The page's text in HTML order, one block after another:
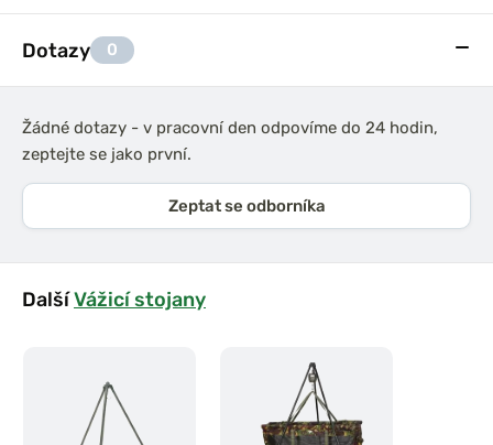
Dotazy 0
Žádné dotazy - v pracovní den odpovíme do 24 hodin,
zeptejte se jako první.
Zeptat se odborníka
DalšíVážicí stojany